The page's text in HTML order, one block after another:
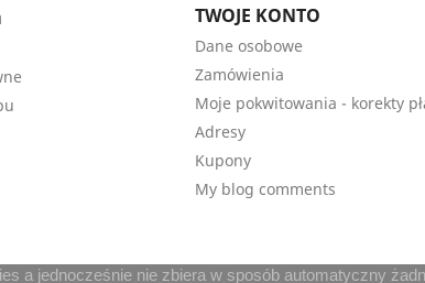
TWOJE KONTO
Dane osobowe
Zamówienia
Moje pokwitowania - korekty
Adresy
Kupony
My blog comments
a jednocześnie nie zbiera w sposób automatyczny